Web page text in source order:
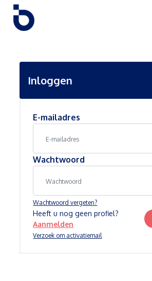
Inloggen
E-mailadres
Wachtwoord
Wachtwoord vergeten?
Verzoek om activatiemail
Heeft u nog geen profiel?
Aanmelden